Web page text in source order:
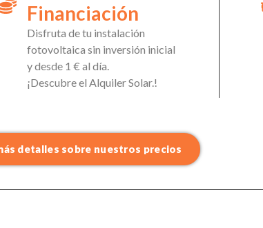
Financiación
Disfruta de tu instalación
fotovoltaica sin inversión inicial
y desde 1 € al día.
¡Descubre el Alquiler Solar.!
detalles sobre nuestros precios